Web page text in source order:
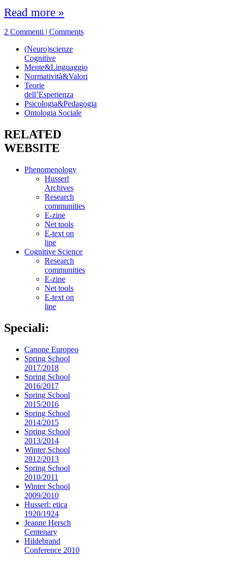
Read more »
2 Commenti | Comments
(Neuro)scienze
Cognitive
Mente&Linguaggio
Normatività&Valori
Teorie
dell’Esperienza
Psicologia&Pedagogia
Ontologia Sociale
RELATED
WEBSITE
Phenomenology
Husserl
Archives
Research
communities
E-zine
Net tools
E-text on
line
Cognitive Science
Research
communities
E-zine
Net tools
E-text on
line
Speciali:
Canone Europeo
Spring School
2017/2018
Spring School
2016/2017
Spring School
2015/2016
Spring School
2014/2015
Spring School
2013/2014
Winter School
2012/2013
Spring School
2010/2011
Winter School
2009/2010
Husserl: etica
1920/1924
Jeanne Hersch
Centenary
Hildebrand
Conference 2010